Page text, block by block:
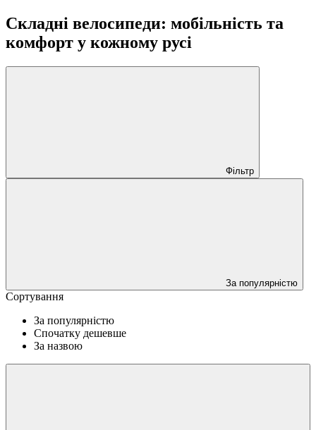
Складні велосипеди: мобільність та
комфорт у кожному русі
Фільтр
За популярністю
Сортування
За популярністю
Спочатку дешевше
За назвою